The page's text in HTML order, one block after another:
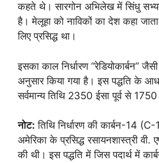
कहते थे। सारगोन अभिलेख में सिंधु
है। मेलूहा को नाविकों का देश कहा
लिए प्रसिद्ध था।
इसका काल निर्धारण “रेडियोकार्बन”
अनुसार किया गया है। इस पद्धति के
सर्वमान्य तिथि 2350 ईसा पूर्व से 1750
नोट: तिथि निर्धारण की कार्बन-14
अमेरिका के प्रसिद्ध रसायनशास्त्री
की थी। इस पद्धति में जिस पदार्थ में